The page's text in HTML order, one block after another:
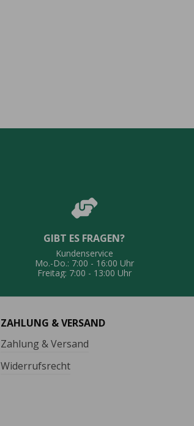
GIBT ES FRAGEN?
Kundenservice
Mo.-Do.: 7:00 - 16:00 Uhr
Freitag: 7:00 - 13:00 Uhr
ZAHLUNG & VERSAND
Zahlung & Versand
Widerrufsrecht